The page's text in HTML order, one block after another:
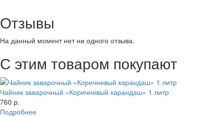
Отзывы
На данный момент нет ни одного отзыва.
С этим товаром покупают
Чайник заварочный «Коричневый карандаш» 1 литр
760 р.
Подробнее